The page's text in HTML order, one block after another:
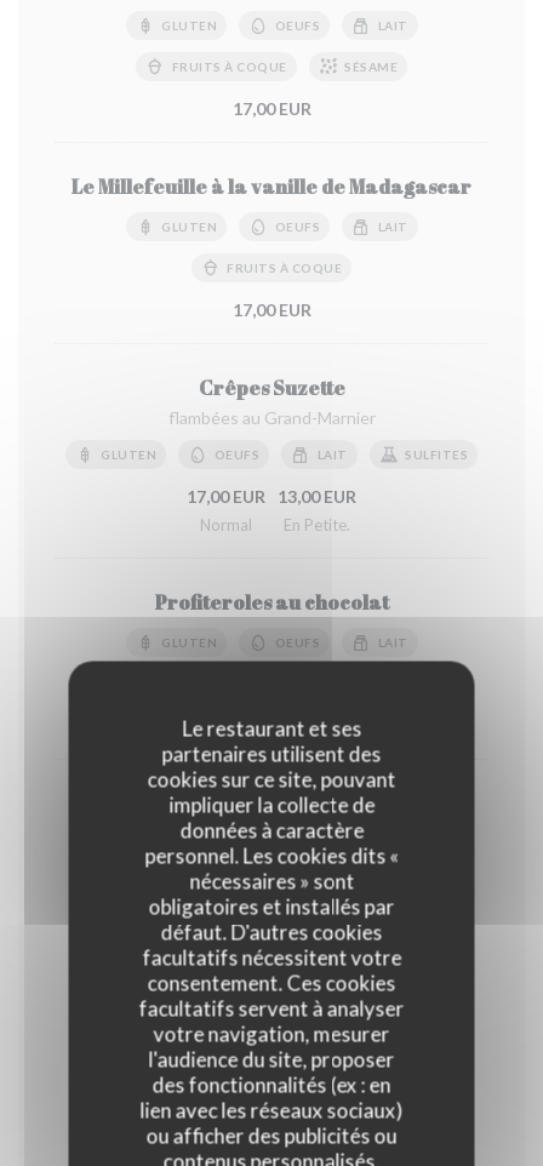
Le restaurant et ses
partenaires utilisent des
cookies sur ce site, pouvant
impliquer la collecte de
données à caractère
personnel. Les cookies dits «
nécessaires » sont
obligatoires et installés par
défaut. D'autres cookies
facultatifs nécessitent votre
consentement. Ces cookies
facultatifs servent à analyser
votre navigation, mesurer
l'audience du site, proposer
des fonctionnalités (ex : en
lien avec les réseaux sociaux)
ou afficher des publicités ou
GLUTEN OEUFS LAIT
FRUITS À COQUE SÉSAME
17,00 EUR
Le Millefeuille à la vanille de Madagascar
GLUTEN OEUFS LAIT
FRUITS À COQUE
17,00 EUR
Crêpes Suzette
flambées au Grand-Marnier
GLUTEN OEUFS LAIT SULFITES
17,00 EUR
Normal
13,00 EUR
En Petite.
Profiteroles au chocolat
GLUTEN OEUFS LAIT
10,50 EUR 14,00 EUR
Coupe de fruits rouges
18,00 EUR
Normal
Glaces et sorbets
Parfum glaces : Vanille, Chocolat noir, Café, ,Pistache
Parfum sorbets : Framboise, abricot, citron jaune,
verveine
Glaces et sorbets "Maison"
Glaces : Vanille, Café, Chocolat Sorbets : Citron vert,
Mangue, Abricot, Framboise, Noix de coco